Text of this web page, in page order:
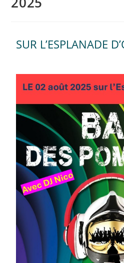
SUR L’ESPLANADE